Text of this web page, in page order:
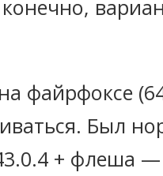
файрфоксе
Был
+ флеша —